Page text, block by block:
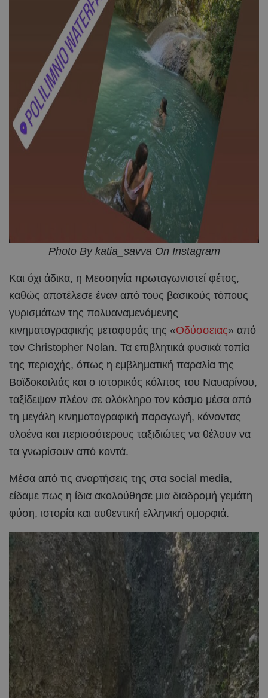
Photo By katia_savva On Instagram
Και όχι άδικα, η Μεσσηνία πρωταγωνιστεί φέτος,
καθώς αποτέλεσε έναν από τους βασικούς τόπους
γυρισμάτων της πολυαναμενόμενης
κινηματογραφικής μεταφοράς της «Οδύσσειας» από
τον Christopher Nolan. Τα επιβλητικά φυσικά τοπία
της περιοχής, όπως η εμβληματική παραλία της
Βοϊδοκοιλιάς και ο ιστορικός κόλπος του Ναυαρίνου,
ταξίδεψαν πλέον σε ολόκληρο τον κόσμο μέσα από
τη μεγάλη κινηματογραφική παραγωγή, κάνοντας
ολοένα και περισσότερους ταξιδιώτες να θέλουν να
τα γνωρίσουν από κοντά.
Μέσα από τις αναρτήσεις της στα social media,
είδαμε πως η ίδια ακολούθησε μια διαδρομή γεμάτη
φύση, ιστορία και αυθεντική ελληνική ομορφιά.